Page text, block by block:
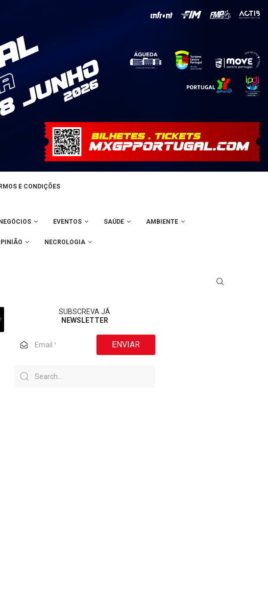
E CONDIÇÕES
EVENTOS SAÚDE AMBIENTE
NECROLOGIA
SUBSCREVA JÁ
NEWSLETTER
ENVIAR